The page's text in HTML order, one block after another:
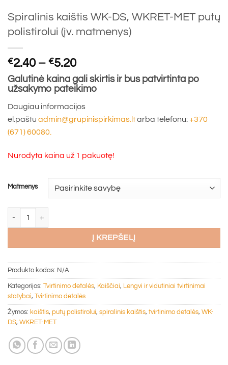
Spiralinis kaištis WK-DS, WKRET-MET putų
polistirolui (įv. matmenys)
€2.40 – €5.20Price
range:
€2.40
€5.20
Galutinė kaina gali skirtis ir bus patvirtinta po
užsakymo pateikimo
Daugiau informacijos
el.paštu admin@grupinispirkimas.ltarba telefonu:+370
(671) 60080.
Nurodyta kaina už 1 pakuotę!
Matmenys
Į KREPŠELĮ
Produkto kodas: N/A
Kategorijos: Tvirtinimo detalės, Kaiščiai, Lengvi ir vidutiniai tvirtinimai
statybai, Tvirtinimo detalės
Žymos: kaištis, putų polistirolui, spiralinis kaištis, tvirtinimo detalės, WK-
DS, WKRET-MET